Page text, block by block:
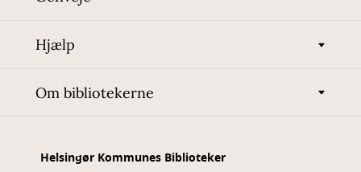
Hjælp
Om bibliotekerne
Helsingør Kommunes Biblioteker